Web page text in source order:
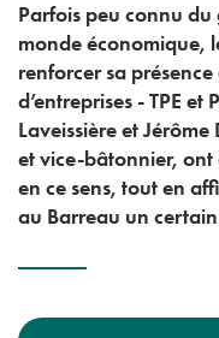
Parfois peu connu
monde économique,
renforcer sa
d’entreprises - TPE
Laveissière et
et vice-bâtonnier, ont
en ce sens, tout en
au Barreau un